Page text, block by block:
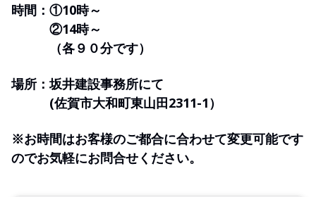
時間：①10時～
②14時～
（各９０分です）
場所：坂井建設事務所にて
(佐賀市大和町東山田2311-1）
※お時間はお客様のご都合に合わせて変更可能です
のでお気軽にお問合せください。